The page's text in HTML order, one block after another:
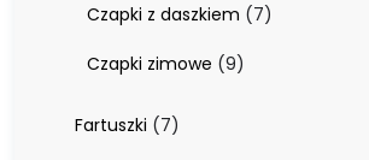
Czapki z daszkiem
77
Czapki zimowe 99
Fartuszki
77